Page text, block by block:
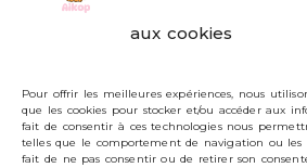
aux cookies
Pour offrir les meilleures expériences, nous
que les cookies pour stocker et/ou accéder aux
fait de consentir à ces technologies nous
telles que le comportement de navigation ou les
fait de ne pas consentir ou de retirer son
Livraisons et retours
Mon compte